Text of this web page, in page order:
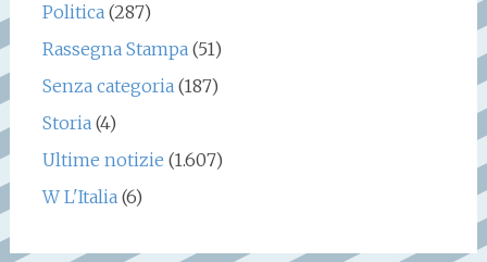
Politica(287)
Rassegna Stampa(51)
Senza categoria(187)
Storia(4)
Ultime notizie (1.607)
W L'Italia(6)